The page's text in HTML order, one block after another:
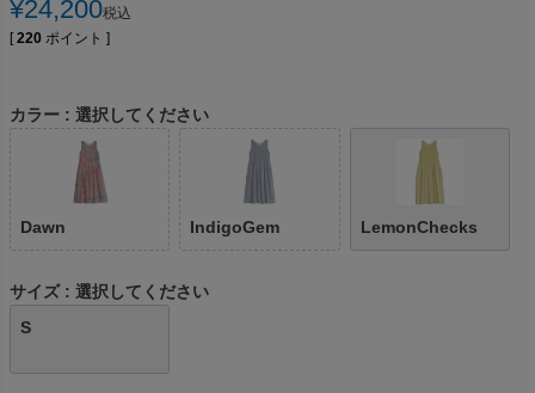
¥24,200税込
[ 220 ポイント ]
カラー 選択してください
Dawn IndigoGem LemonChecks
サイズ
選択してください
S